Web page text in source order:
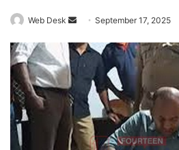
Web Desk
Send
email
September 17, 2025